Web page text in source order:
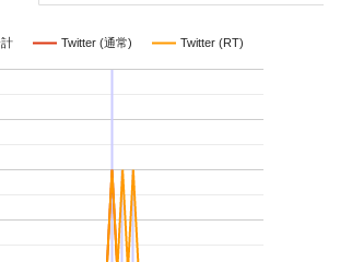
Twitter (通常) Twitter (RT)